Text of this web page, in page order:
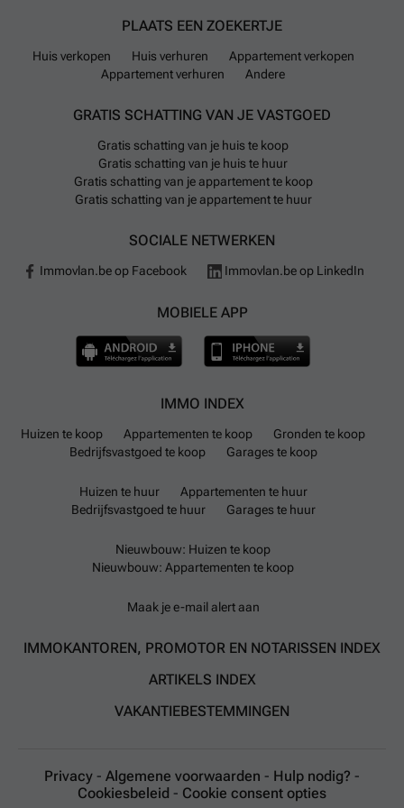
PLAATS EEN ZOEKERTJE
Huis verkopen Huis verhuren
Appartement verkopen
Appartement verhuren
Andere
GRATIS SCHATTING VAN JE VASTGOED
Gratis schatting van je huis te koop
Gratis schatting van je huis te huur
Gratis schatting van je appartement te koop
Gratis schatting van je appartement te huur
SOCIALE NETWERKEN
Immovlan.be op Facebook Immovlan.be op LinkedIn
MOBIELE APP
IMMO INDEX
Huizen te koop Appartementen te koop
Gronden te koop
Bedrijfsvastgoed te koop
Garages te koop
Huizen te huur
Appartementen te huur
Bedrijfsvastgoed te huur
Garages te huur
Nieuwbouw: Huizen te koop
Nieuwbouw: Appartementen te koop
Maak je e-mail alert aan
IMMOKANTOREN, PROMOTOR EN NOTARISSEN INDEX
ARTIKELS INDEX
VAKANTIEBESTEMMINGEN
Privacy - Algemene voorwaarden - Hulp nodig? -
Cookiesbeleid - Cookie consent opties